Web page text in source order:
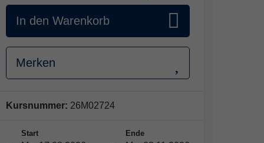
In den Warenkorb
Merken
Kursnummer: 26M02724
Start Ende